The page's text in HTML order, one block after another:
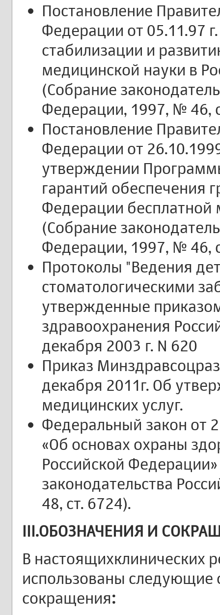
Постановление
Федерации от 05.11.97
стабилизации и
медицинской науки в
(Собрание
Федерации, 1997, № 46,
Постановление
Федерации от
утверждении
гарантий обеспечения
Федерации
(Собрание
Федерации, 1997, № 46,
Протоколы "Ведения
стоматологическими
утвержденные
здравоохранения
декабря 2003 г. N 620
Приказ
декабря 2011г. Об
медицинских услуг.
Федеральный закон от
«Об основах охраны
Российской
законодательства
48, ст. 6724).
III.ОБОЗНАЧЕНИЯ И
В настоящихклинических
использованы следующие
сокращения: